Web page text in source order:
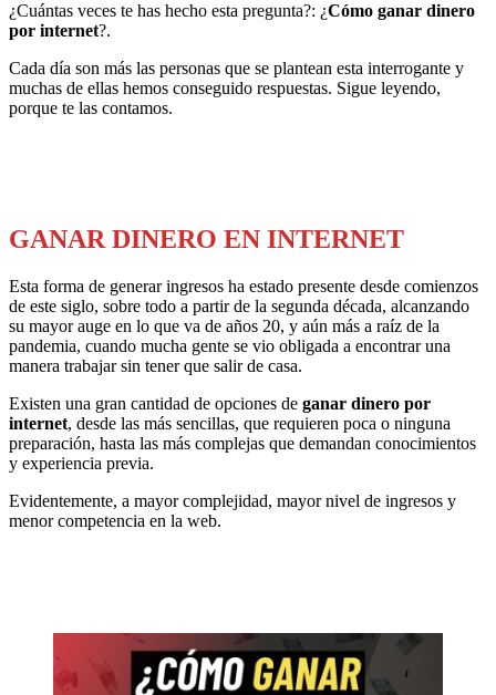
¿Cuántas veces te has hecho esta pregunta?: ¿Cómo ganar dinero
por internet?.
Cada día son más las personas que se plantean esta interrogante y
muchas de ellas hemos conseguido respuestas. Sigue leyendo,
porque te las contamos.
GANAR DINERO EN INTERNET
Esta forma de generar ingresos ha estado presente desde comienzos
de este siglo, sobre todo a partir de la segunda década, alcanzando
su mayor auge en lo que va de años 20, y aún más a raíz de la
pandemia, cuando mucha gente se vio obligada a encontrar una
manera trabajar sin tener que salir de casa.
Existen una gran cantidad de opciones de ganar dinero por
internet, desde las más sencillas, que requieren poca o ninguna
preparación, hasta las más complejas que demandan conocimientos
y experiencia previa.
Evidentemente, a mayor complejidad, mayor nivel de ingresos y
menor competencia en la web.